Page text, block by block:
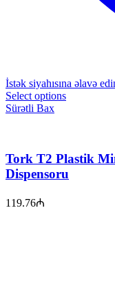
İstək siyahısına əlavə
Select options
Sürətli Bax
Tork T2 Plastik
Dispensoru
119.76₼